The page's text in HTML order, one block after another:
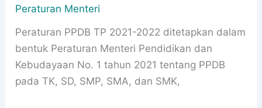
Peraturan Menteri
Peraturan PPDB TP 2021-2022 ditetapkan dalam
bentuk Peraturan Menteri Pendidikan dan
Kebudayaan No. 1 tahun 2021 tentang PPDB
pada TK, SD, SMP, SMA, dan SMK,